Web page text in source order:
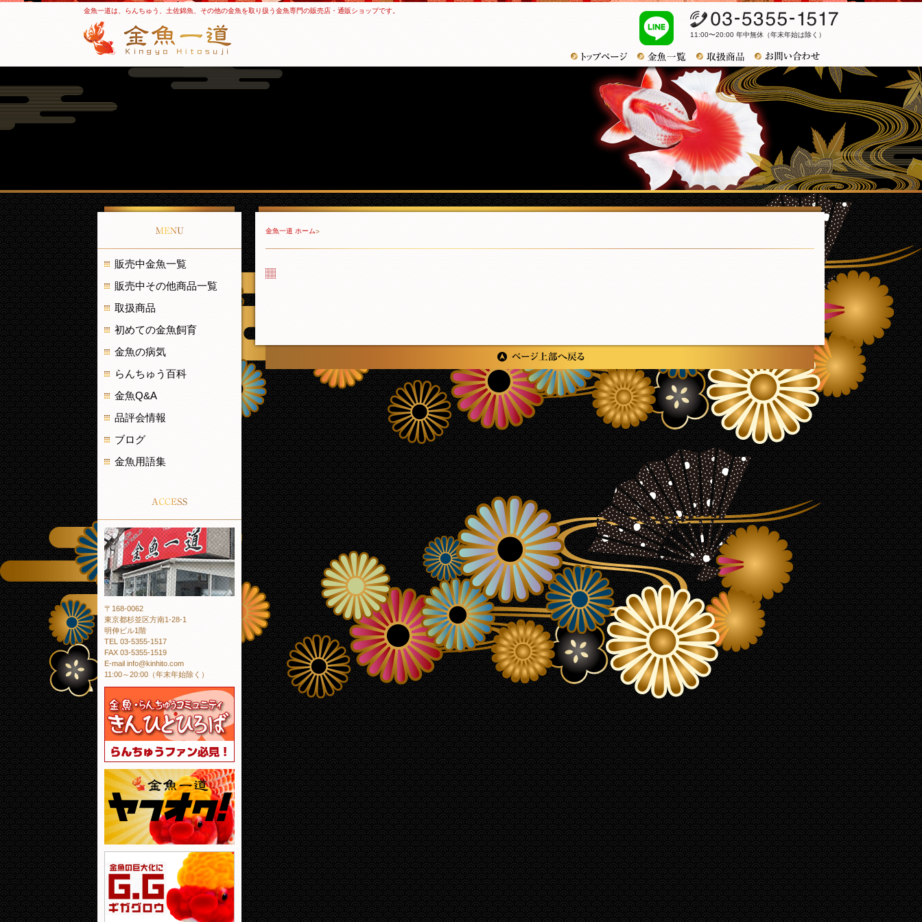
金魚一道は、らんちゅう、土佐錦魚、その他の金魚を取り扱う金魚専門の販売店・通販ショップです。
11:00〜20:00 年中無休（年末年始は除く）
トップページ 金魚一覧 おすすめ商品
金魚一道 ホーム
ページ上部へ戻る
MENU
販売中金魚一覧
販売中その他商品一覧
取扱商品
初めての金魚飼育
金魚の病気
らんちゅう百科
金魚Q&A
品評会情報
ブログ
金魚用語集
金魚一道
〒168-0062
東京都杉並区方南1-28-1
明伸ビル1階
TEL 03-5355-1517
FAX 03-5355-1519
E-mail info@kinhito.com
11:00～20:00（年末年始除く）
金魚・らんちゅうコミュニティ きんひとひろば